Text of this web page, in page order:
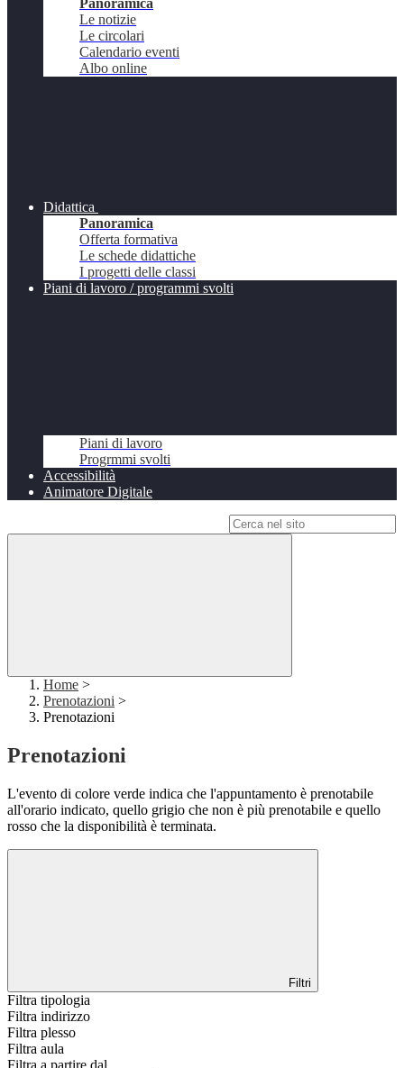
Panoramica
Le notizie
Le circolari
Calendario eventi
Albo online
Didattica
Panoramica
Offerta formativa
Le schede didattiche
I progetti delle classi
Piani di lavoro / programmi svolti
Piani di lavoro
Progrmmi svolti
Accessibilità
Animatore Digitale
Home >
Prenotazioni >
Prenotazioni
Prenotazioni
L'evento di colore verde indica che l'appuntamento è prenotabile
all'orario indicato, quello grigio che non è più prenotabile e quello
rosso che la disponibilità è terminata.
Filtri
Filtra tipologia
Filtra indirizzo
Filtra plesso
Filtra aula